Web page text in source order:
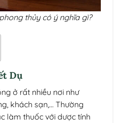
thủy có ý nghĩa gì?
Dụ
ở rất nhiều nơi như
khách sạn,… Thường
làm thuốc với dược tính